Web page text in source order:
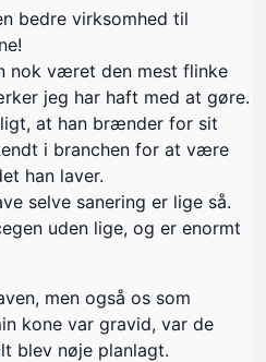
bedre virksomhed til
nok været den mest flinke
jeg har haft med at gøre.
at han brænder for sit
i branchen for at være
han laver.
selve sanering er lige så.
uden lige, og er enormt
men også os som
kone var gravid, var de
blev nøje planlagt.